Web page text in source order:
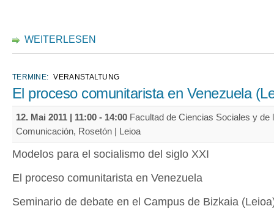
WEITERLESEN
TERMINE: VERANSTALTUNG
El proceso comunitarista en Venezuela
12. Mai 2011 | 11:00 - 14:00 Facultad de Ciencias Sociales y de
Comunicación, Rosetón | Leioa
Modelos para el socialismo del siglo XXI
El proceso comunitarista en Venezuela
Seminario de debate en el Campus de Bizkaia